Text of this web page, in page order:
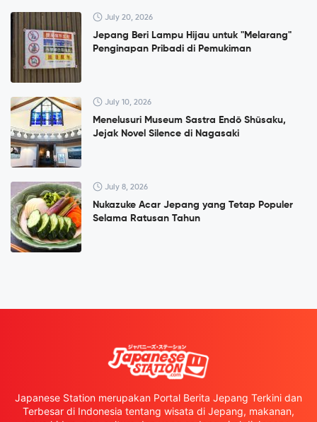
July 20, 2026
Jepang Beri Lampu Hijau untuk "Melarang"
Penginapan Pribadi di Pemukiman
July 10, 2026
Menelusuri Museum Sastra Endō Shūsaku,
Jejak Novel Silence di Nagasaki
July 8, 2026
Nukazuke Acar Jepang yang Tetap Populer
Selama Ratusan Tahun
Japanese Station merupakan Portal Berita Jepang Terkini dan
Terbesar di Indonesia tentang wisata di Jepang, makanan,